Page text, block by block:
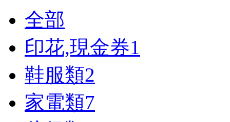
全部
印花,現金券1
鞋服類2
家電類7